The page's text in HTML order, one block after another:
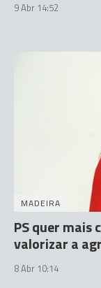
9 Abr 14:52
MADEIRA
PS quer mais
valorizar a
8 Abr 10:14